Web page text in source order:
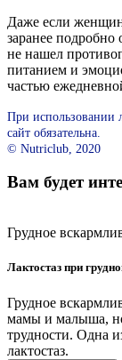
Даже если
заранее
не нашел
питанием и
частью
При использовании
сайт обязательна.
© Nutriclub, 2020
Вам будет
Грудное
Лактостаз при
Грудное
мамы и малыша,
трудности. Одна
лактостаз.